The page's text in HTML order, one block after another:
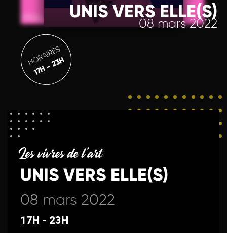
UNIS VERS ELLE(S)
08 mars 2022
HORAIRES
17H - 23H
Les vivres de l'art
UNIS VERS ELLE(S)
08 mars 2022
17H - 23H